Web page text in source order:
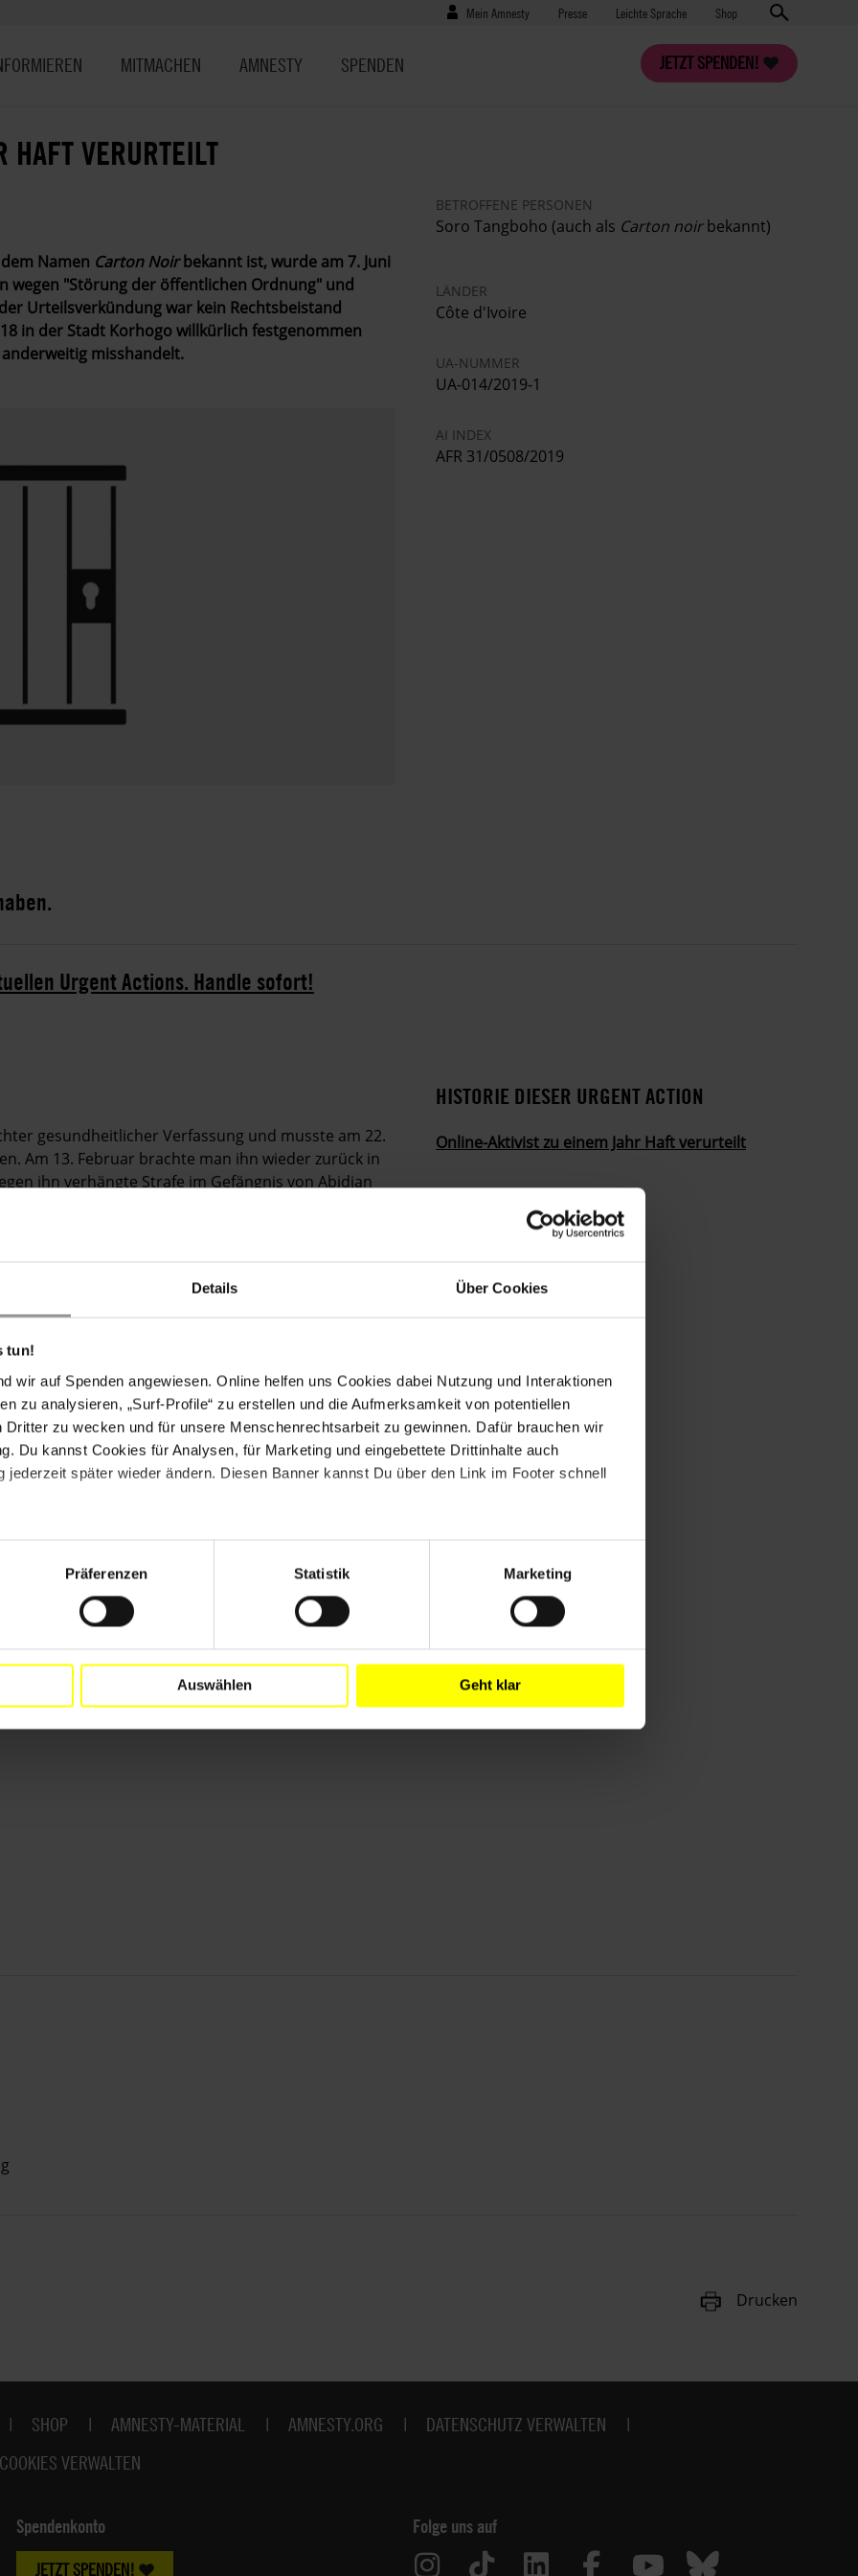
Details Über Cookies
tun!
wir auf Spenden angewiesen. Online helfen uns Cookies dabei Nutzung und Interaktionen
zu analysieren, „Surf-Profile“ zu erstellen und die Aufmerksamkeit von potentiellen
Dritter zu wecken und für unsere Menschenrechtsarbeit zu gewinnen. Dafür brauchen wir
Du kannst Cookies für Analysen, für Marketing und eingebettete Drittinhalte auch
jederzeit später wieder ändern. Diesen Banner kannst Du über den Link im Footer schnell
Präferenzen Statistik Marketing
Auswählen Geht klar
Benutzermenü
Mein Amnesty Presse
Presse Leichte Sprache Shop
JETZT SPENDEN!
MITMACHEN AMNESTY SPENDEN
VERURTEILT
Namen Carton Noirbekannt ist, wurde am 7. Juni
wegen "Störung der öffentlichen Ordnung" und
Urteilsverkündung war kein Rechtsbeistand
in der Stadt Korhogo willkürlich festgenommen
misshandelt.
BETROFFENE PERSONEN
Soro Tangboho (auch als Carton noirbekannt)
LÄNDER
Côte d'Ivoire
UA-NUMMER
UA-014/2019-1
AI INDEX
AFR 31/0508/2019
Urgent Actions. Handle sofort!
gesundheitlicher Verfassung und musste am 22.
Am 13. Februar brachte man ihn wieder zurück in
ihn verhängte Strafe im Gefängnis von Abidjan
Stadt Korhogo ein Video über Facebook Live, das
Geld von Autofahrer_innen erpressten. Bei der
oder anderweitig misshandelt.
für Justiz und Menschenrechte, "entgegen
zur Bekämpfung von Terrorismus und
wegen Anstiftung zur Störung der öffentlichen
und Fremdenfeindlichkeit eingeleitet."
die die Angaben des Ministers stützen könnten.
zu Informationen verhört, die er über seine
dem Verhör war kein Rechtsbeistand anwesend.
International Deutschland erhalten haben, in dem
wurde.
von Soro Tangboho einsetzen, haben sich für
den Fall international bekannt zu machen und
weiter beobachten und in angemessener Weise
erforderlich. Vielen Dank allen, die sich für Soro
HISTORIE DIESER URGENT ACTION
Online-Aktivist zu einem Jahr Haft verurteilt
Drucken
SHOP AMNESTY-MATERIAL AMNESTY.ORG
DATENSCHUTZ VERWALTEN
COOKIES VERWALTEN
Spendenkonto
JETZT SPENDEN!
Folge uns auf